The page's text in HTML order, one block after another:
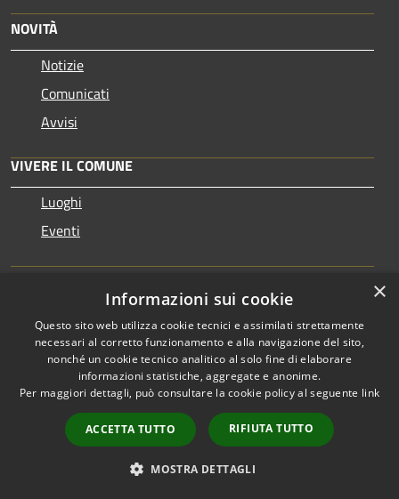
NOVITÀ
Notizie
Comunicati
Avvisi
VIVERE IL COMUNE
Luoghi
Eventi
Comune di Montecchio Maggiore
Via Roma, 5 - 36075 - Montecchio Maggiore
Codice Fiscale: 00163690241
Partita IVA: 00163690241
IBAN: IT60C0306912117100000046418
Centralino Unico: 0444705601
×
Informazioni sui cookie
Questo sito web utilizza cookie tecnici e assimilati strettamente
necessari al corretto funzionamento e alla navigazione del sito,
nonché un cookie tecnico analitico al solo fine di elaborare
informazioni statistiche, aggregate e anonime.
Per maggiori dettagli, può consultare la cookie policy al seguente link
ACCETTA TUTTO RIFIUTA TUTTO
MOSTRA DETTAGLI